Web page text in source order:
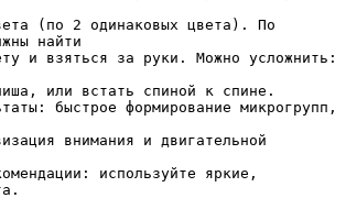
(по 2 одинаковых цвета). По
найти
и взяться за руки. Можно усложнить:
или встать спиной к спине.
быстрое формирование микрогрупп,
внимания и двигательной
используйте яркие,